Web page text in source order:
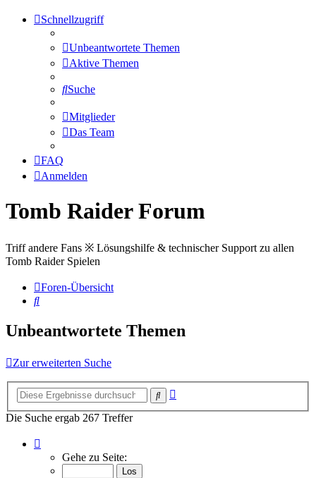
Schnellzugriff
Unbeantwortete Themen
Aktive Themen
Suche
Mitglieder
Das Team
FAQ
Anmelden
Tomb Raider Forum
Triff andere Fans ※ Lösungshilfe & technischer Support zu allen
Tomb Raider Spielen
Foren-Übersicht
Suche
Unbeantwortete Themen
Zur erweiterten Suche
Suche
Die Suche ergab 267 Treffer
von
Gehe zu Seite: